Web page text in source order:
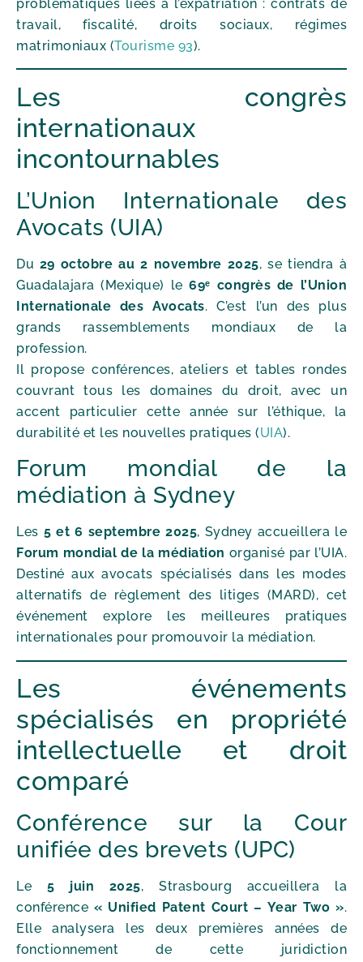
problématiques liées à l’expatriation : contrats de
travail, fiscalité, droits sociaux, régimes
matrimoniaux (Tourisme 93).
Les congrès
internationaux
incontournables
L’Union Internationale des
Avocats (UIA)
Du 29 octobre au 2 novembre 2025, se tiendra à
Guadalajara (Mexique) le69ᵉ congrès de l’Union
Internationale des Avocats. C’est l’un des plus
grands rassemblements mondiaux de la
profession.
Il propose conférences, ateliers et tables rondes
couvrant tous les domaines du droit, avec un
accent particulier cette année sur l’éthique, la
durabilité et les nouvelles pratiques (UIA).
Forum mondial de la
médiation à Sydney
Les 5 et 6 septembre 2025, Sydney accueillera le
Forum mondial de la médiation organisé par l’UIA.
Destiné aux avocats spécialisés dans les modes
alternatifs de règlement des litiges (MARD), cet
événement explore les meilleures pratiques
internationales pour promouvoir la médiation.
Les événements
spécialisés en propriété
intellectuelle et droit
comparé
Conférence sur la Cour
unifiée des brevets (UPC)
Le 5 juin 2025, Strasbourg accueillera la
conférence « Unified Patent Court – Year Two ».
Elle analysera les deux premières années de
fonctionnement de cette juridiction